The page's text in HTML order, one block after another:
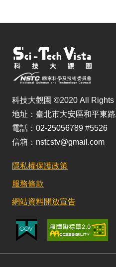
科技大觀園 ©2020 All Rights
地址：臺北市大安區和平東
電話：02-25056789 #5526
信箱：nstcstv@gmail.com
隱私權保護政策
服務條款
網站資料開放宣告